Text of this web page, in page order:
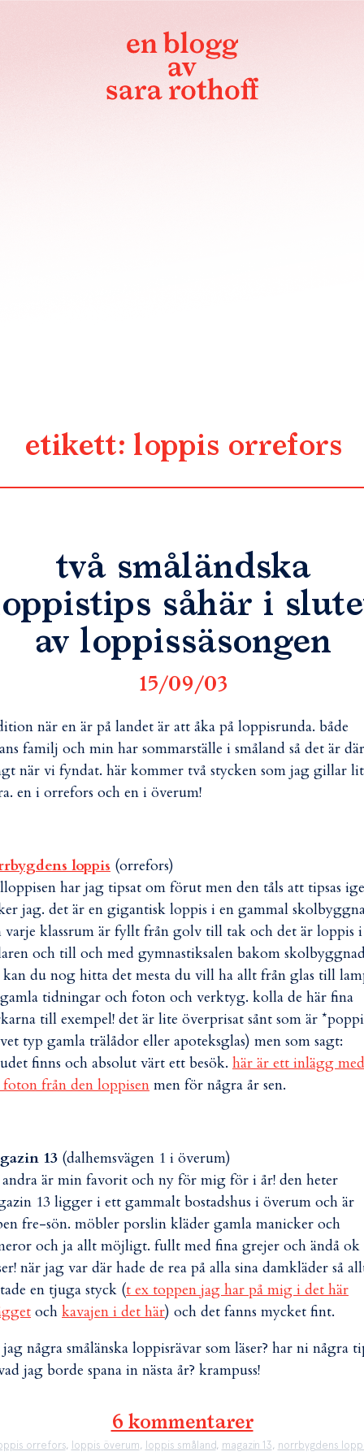
etikett: loppis orrefors
två småländska
såhär i
av loppissäsongen
15/09/03
när en är på landet är att åka på loppisrunda. både
familj och min har sommarställe i småland så det är
när vi fyndat. här kommer två stycken som jag gillar
en i orrefors och en i överum!
loppis (orrefors)
har jag tipsat om förut men den tåls att tipsas
jag. det är en gigantisk loppis i en gammal
varje klassrum är fyllt från golv till tak och det är loppis i
och till och med gymnastiksalen bakom
du nog hitta det mesta du vill ha allt från glas till
tidningar och foton och verktyg. kolla de här fina
till exempel! det är lite överprisat sånt som är
typ gamla trälådor eller apoteksglas) men som sagt:
finns och absolut värt ett besök. här är ett inlägg med
från den loppisenmen för några år sen.
13 (dalhemsvägen 1 i överum)
är min favorit och ny för mig för i år! den heter
13 ligger i ett gammalt bostadshus i överum och är
fre-sön. möbler porslin kläder gamla manicker och
och ja allt möjligt. fullt med fina grejer och ändå ok
när jag var där hade de rea på alla sina damkläder så
en tjuga styck (t ex toppen jag har på mig i det här
och kavajen i det här) och det fanns mycket fint.
några smålänska loppisrävar som läser? har ni några
jag borde spana in nästa år? krampuss!
6 kommentarer
orrefors, loppis överum, loppis småland, magazin 13, norrbygdens